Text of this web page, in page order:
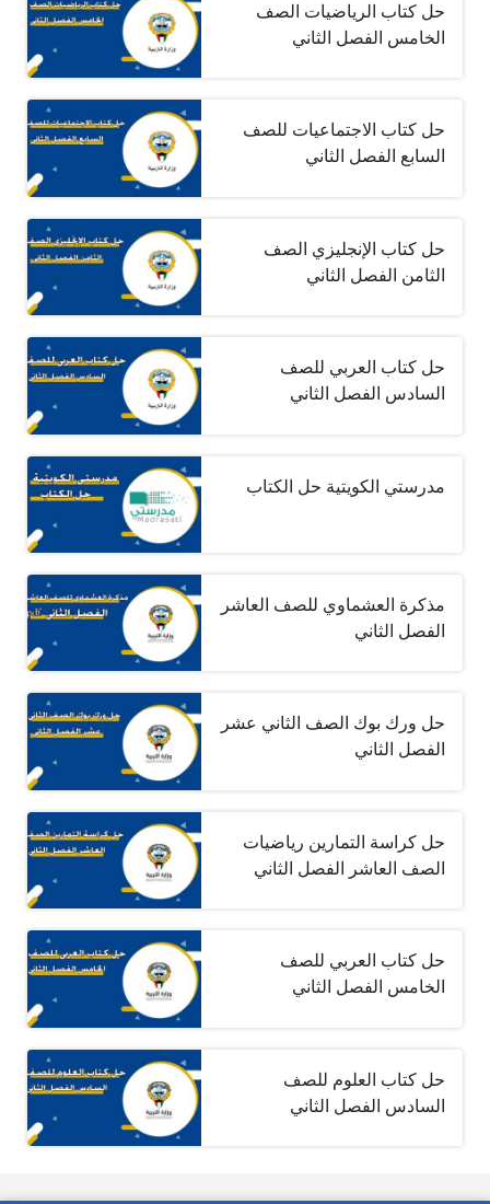
حل كتاب الرياضيات الصف
الخامس الفصل الثاني
حل كتاب الاجتماعيات للصف
السابع الفصل الثاني
حل كتاب الإنجليزي الصف
الثامن الفصل الثاني
حل كتاب العربي للصف
السادس الفصل الثاني
مدرستي الكويتية حل الكتاب
مذكرة العشماوي للصف العاشر
الفصل الثاني
حل ورك بوك الصف الثاني عشر
الفصل الثاني
حل كراسة التمارين رياضيات
الصف العاشر الفصل الثاني
حل كتاب العربي للصف
الخامس الفصل الثاني
حل كتاب العلوم للصف
السادس الفصل الثاني